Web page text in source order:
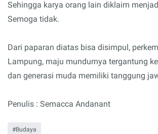
Sehingga karya orang lain diklaim
Semoga tidak.
Dari paparan diatas bisa disimpul,
Lampung, maju mundurnya tergantung
dan generasi muda memiliki tanggung
Penulis : Semacca Andanant
Budaya